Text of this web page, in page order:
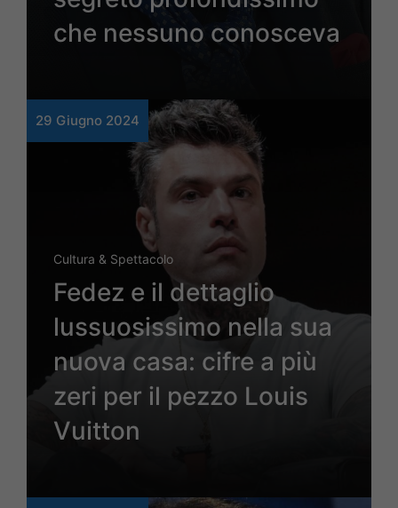
che nessuno conosceva
29 Giugno 2024
Cultura & Spettacolo
Fedez e il dettaglio
lussuosissimo nella sua
nuova casa: cifre a più
zeri per il pezzo Louis
Vuitton